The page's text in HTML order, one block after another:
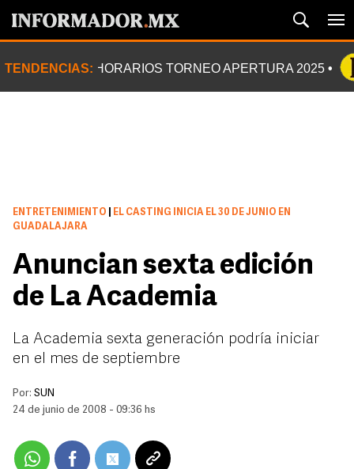
TENDENCIAS: HORARIOS TORNEO APERTURA 2025
ENTRETENIMIENTO
EL CASTING INICIA EL 30 DE JUNIO EN
GUADALAJARA
Anuncian sexta edición
de La Academia
La Academia sexta generación podría iniciar
en el mes de septiembre
Por: SUN
24 de junio de 2008 - 09:36 hs